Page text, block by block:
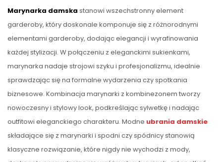
Marynarka damska stanowi wszechstronny element
garderoby, który doskonale komponuje się z różnorodnymi
elementami garderoby, dodając elegancji i wyrafinowania
każdej stylizacji. W połączeniu z eleganckimi sukienkami,
marynarka nadaje strojowi szyku i profesjonalizmu, idealnie
sprawdzając się na formalne wydarzenia czy spotkania
biznesowe. Kombinacja marynarki z kombinezonem tworzy
nowoczesny i stylowy look, podkreślając sylwetkę i nadając
outfitowi eleganckiego charakteru. Modne ubrania damskie
składające się z marynarki i spodni czy spódnicy stanowią
klasyczne rozwiązanie, które nigdy nie wychodzi z mody,